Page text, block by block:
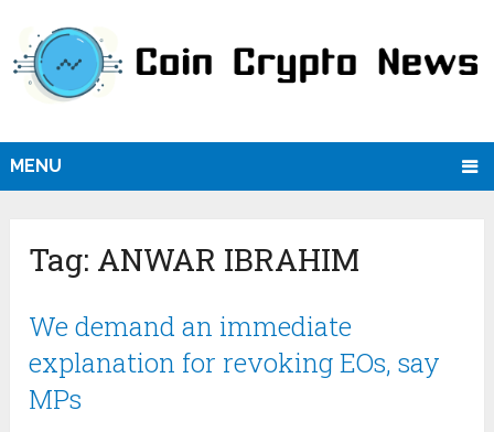
MENU
Tag: ANWAR IBRAHIM
We demand an immediate
explanation for revoking EOs, say
MPs